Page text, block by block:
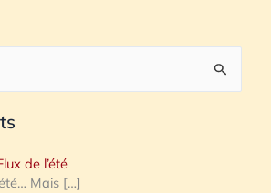
de l’été
Mais […]